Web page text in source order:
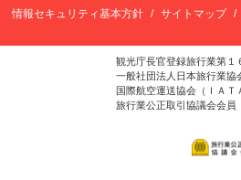
情報セキュリティ基本方針
サイトマップ
観光庁長官登録旅行業第１
一般社団法人日本旅行業協
国際航空運送協会（ＩＡＴ
旅行業公正取引協議会会員